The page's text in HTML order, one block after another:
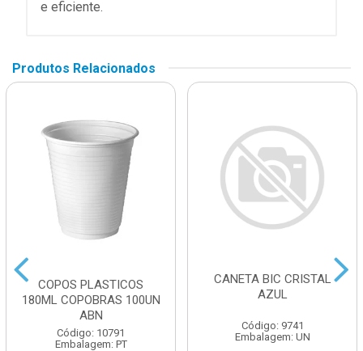
e eficiente.
Produtos Relacionados
COPOS PLASTICOS
180ML COPOBRAS 100UN
ABN
Código: 10791
Embalagem: PT
CANETA BIC CRISTAL
AZUL
Código: 9741
Embalagem: UN